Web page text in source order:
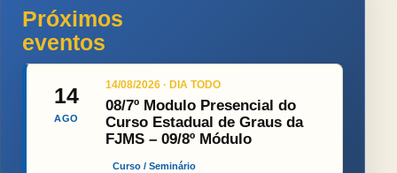
Próximos
eventos
14
AGO
14/08/2026 · DIA TODO
08/7º Modulo Presencial do
Curso Estadual de Graus da
FJMS – 09/8º Módulo
Curso / Seminário